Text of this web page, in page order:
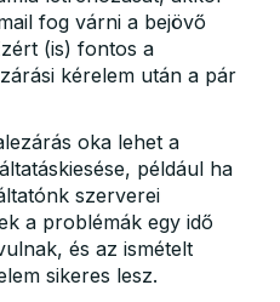
fog várni a bejövő
(is) fontos a
kérelem után a pár
oka lehet a
például ha
szerverei
a problémák egy idő
és az ismételt
sikeres lesz.